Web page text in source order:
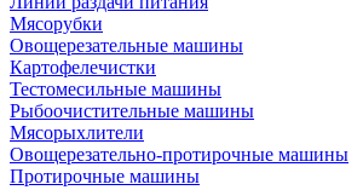
Мясорубки
Овощерезательные машины
Картофелечистки
Тестомесильные машины
Рыбоочистительные машины
Мясорыхлители
Овощерезательно-протирочные машины
Протирочные машины